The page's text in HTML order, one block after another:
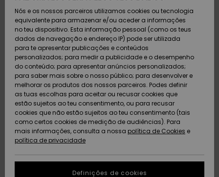
Calçado e
chinelos
Surfe/água
Snow
Artigos
recém-
chegados
Coleções
Calçado e
chinelos
Surfe/água
Neve
Artigos
recém-
chegados
Highlights
Highlights
Snow
SURF
Highlights
Community
SNOW
Criança
Snow Shop
Feminino
Highlights
Community
DUPLA
PROMO
Outlet
Mulher
AJUDA
Pagamento
Cartão
presente
Quiksilver
Freedom
Protecção de
dados
Guia de
tamanhos
SUSTAINABILITY
Nós e os nossos parceiros utilizamos cookies ou tecnologia
equivalente para armazenar e/ou aceder a informações
no teu dispositivo. Esta informação pessoal (como os teus
dados de navegação e endereço IP) pode ser utilizada
para te apresentar publicações e conteúdos
personalizados; para medir a publicidade e o desempenho
do conteúdo; para apresentar anúncios personalizados;
para saber mais sobre o nosso público; para desenvolver e
melhorar os produtos dos nossos parceiros. Podes definir
as tuas escolhas para aceitar ou recusar cookies que
estão sujeitos ao teu consentimento, ou para recusar
cookies que não estão sujeitos ao teu consentimento (tais
como certos cookies de medição de audiências). Para
mais informações, consulta a nossa política de Cookies e
política de privacidade
Definições de cookies